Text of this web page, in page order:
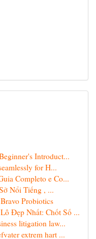
Introduct...
for H...
Completo e Co...
Nổi Tiếng , ...
Probiotics
Đẹp Nhất: Chốt Số ...
litigation law...
extrem hart ...